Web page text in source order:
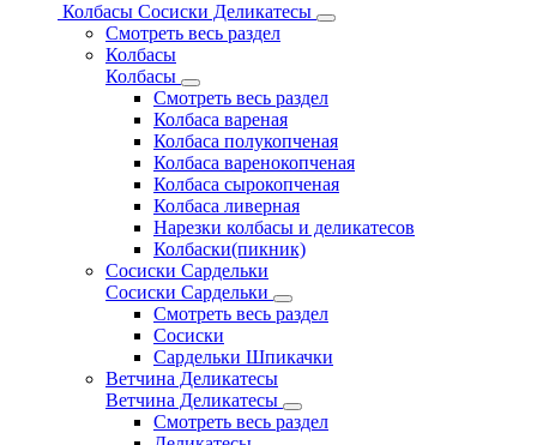
Колбасы Сосиски Деликатесы
Смотреть весь раздел
Колбасы
Колбасы
Смотреть весь раздел
Колбаса вареная
Колбаса полукопченая
Колбаса варенокопченая
Колбаса сырокопченая
Колбаса ливерная
Нарезки колбасы и деликатесов
Колбаски(пикник)
Сосиски Сардельки
Сосиски Сардельки
Смотреть весь раздел
Сосиски
Сардельки Шпикачки
Ветчина Деликатесы
Ветчина Деликатесы
Смотреть весь раздел